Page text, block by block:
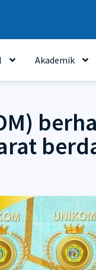
Akademik